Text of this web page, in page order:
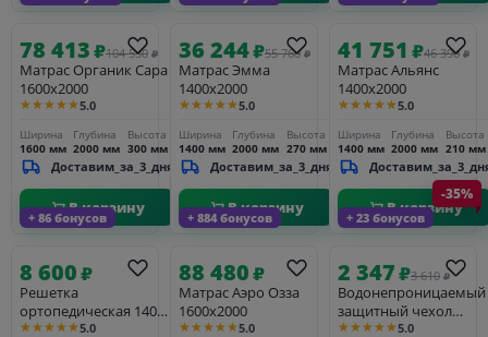
78 413₽104 550 ₽
Матрас Органик Сара
1600х2000
★★★★★5.0
Ширина
1600 мм
Глубина
2000 мм
Высота
300 мм
Доставим_за_3_дня
В корзину
36 244₽55 760 ₽
Матрас Эмма
1400х2000
★★★★★5.0
Ширина
1400 мм
Глубина
2000 мм
Высота
270 мм
Доставим_за_3_дня
В корзину
41 751 ₽46 390 ₽
Матрас Альянс
1400х2000
★★★★★5.0
Ширина
1400 мм
Глубина
2000 мм
Высота
210 мм
В корзину
+ 86 бонусов
8 600₽
Решетка
ортопедическая 1400-
2000 (с опорами)
★★★★★5.0
+ 884 бонусов
88 480₽
Матрас Аэро Озза
1600х2000
★★★★★5.0
+ 23 бонусов
-35%
2 347₽3 610 ₽
Водонепроницаемый
защитный чехол
Ватерпроф (h-33 сm)
★★★★★5.0